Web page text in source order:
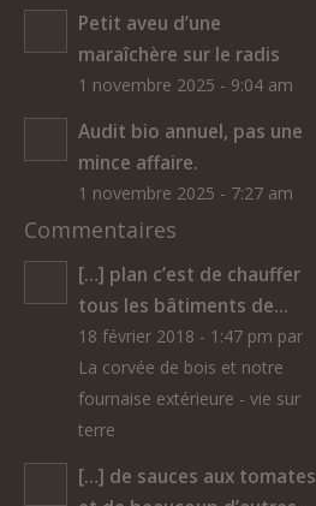
Petit aveu d’une
maraîchère sur le radis
1 novembre 2025 - 9:04 am
Audit bio annuel, pas une
mince affaire.
1 novembre 2025 - 7:27 am
Commentaires
[…] plan c’est de chauffer
tous les bâtiments de...
18 février 2018 - 1:47 pm par
La corvée de bois et notre
fournaise extérieure - vie sur
terre
[…] de sauces aux tomates